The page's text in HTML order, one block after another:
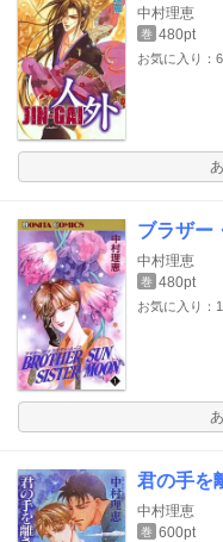
中村理恵
巻 480pt
お気に入り：6
ブラザー
中村理恵
巻 480pt
お気に入り：1
君の手を
中村理恵
巻 600pt